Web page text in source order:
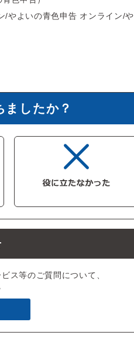
/やよいの青色申告 オンライン/
ましたか？
ス等のご質問について、